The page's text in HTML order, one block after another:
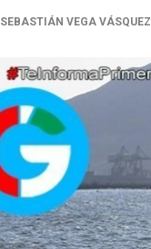
SEBASTIÁN VEGA VÁSQUEZ